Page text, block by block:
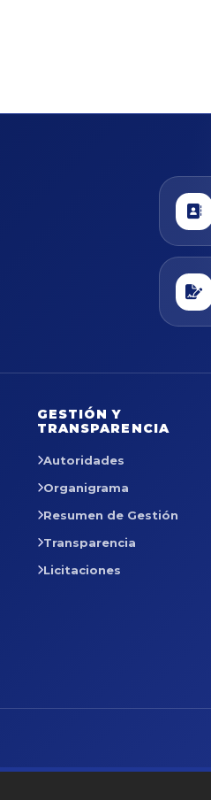
GESTIÓN Y
TRANSPARENCIA
Autoridades
Organigrama
Resumen de Gestión
Transparencia
Licitaciones